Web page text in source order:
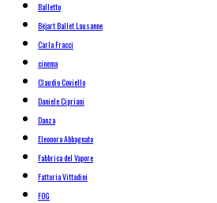
Balletto
Béjart Ballet Lausanne
Carla Fracci
cinema
Claudio Coviello
Daniele Cipriani
Danza
Eleonora Abbagnato
Fabbrica del Vapore
Fattoria Vittadini
FOG